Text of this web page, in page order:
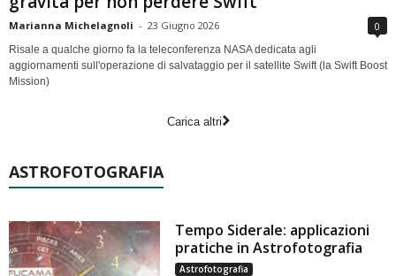
Marianna Michelagnoli - 23 Giugno 2026 0
Risale a qualche giorno fa la teleconferenza NASA dedicata agli
aggiornamenti sull'operazione di salvataggio per il satellite Swift (la Swift Boost
Mission)
Carica altri
ASTROFOTOGRAFIA
Tempo Siderale: applicazioni
pratiche in Astrofotografia
Astrofotografia